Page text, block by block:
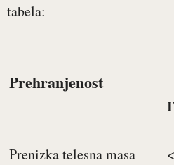
tabela:
Prehranjenost
Prenizka telesna masa